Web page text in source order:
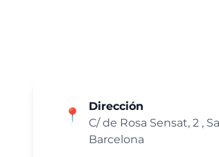
📍
Dirección
C/ de Rosa Sensat, 2 ,
Barcelona